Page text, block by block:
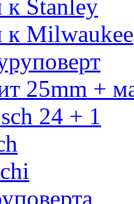
к Stanley
к Milwaukee
25mm +
24 + 1